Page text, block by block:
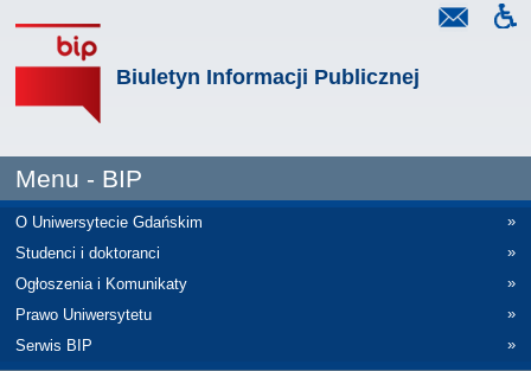
Biuletyn Informacji Publicznej
Menu - BIP
O Uniwersytecie Gdańskim
»
Studenci i doktoranci
»
Ogłoszenia i Komunikaty
»
Prawo Uniwersytetu
»
Serwis BIP
»